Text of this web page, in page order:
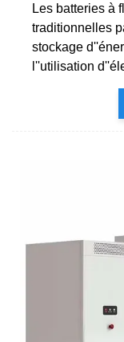
Les batteries à
traditionnelles
stockage
l''utilisation